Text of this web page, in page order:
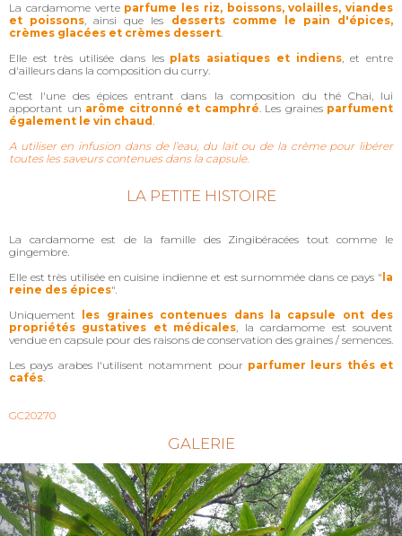
La cardamome verte parfume les riz, boissons, volailles, viandes
et poissons, ainsi que les desserts comme le pain d'épices,
crèmes glacées et crèmes dessert.
Elle est très utilisée dans les plats asiatiques et indiens, et entre
d'ailleurs dans la composition du curry.
C'est l'une des épices entrant dans la composition du thé Chai, lui
apportant un arôme citronné et camphré. Les graines parfument
également le vin chaud.
A utiliser en infusion dans de l’eau, du lait ou de la crème pour libérer
toutes les saveurs contenues dans la capsule.
LA PETITE HISTOIRE
La cardamome est de la famille des Zingibéracées tout comme le
gingembre.
Elle est très utilisée en cuisine indienne et est surnommée dans ce pays " la
reine des épices".
Uniquement
les graines contenues dans la capsule ont des
propriétés gustatives et médicales, la cardamome est souvent
vendue en capsule pour des raisons de conservation des graines / semences.
Les pays arabes l'utilisent notamment pour parfumer leurs thés et
cafés.
GC20270
GALERIE